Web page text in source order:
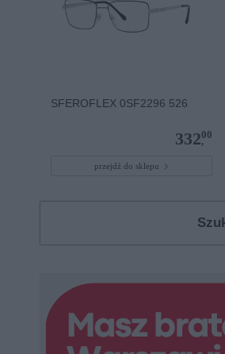
SFEROFLEX 0SF2296 526
332,
00
przejdź do sklepu